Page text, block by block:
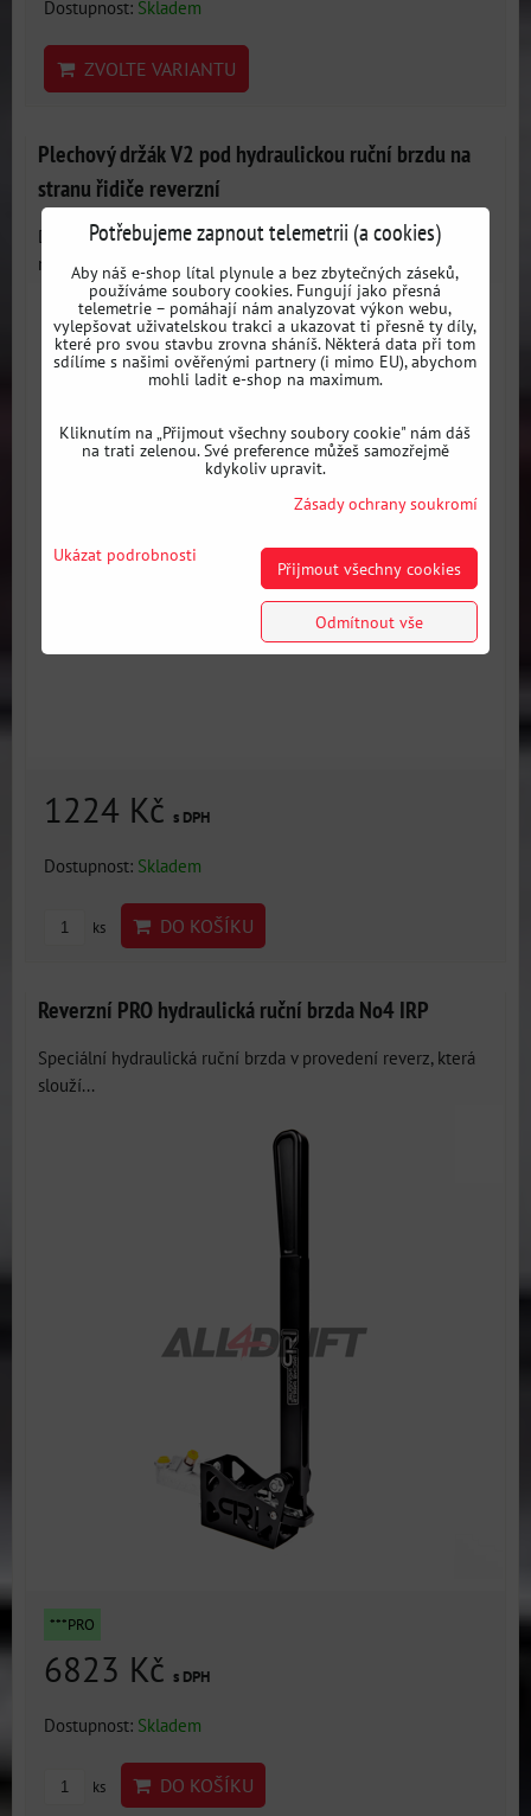
Dostupnost: Skladem
ZVOLTE VARIANTU
Plechový držák V2 pod hydraulickou ruční brzdu na
stranu řidiče reverzní
Držák pro jednoduché uchycení a nastavení správné polohy
reverzní...
1224 Kč s DPH
Dostupnost: Skladem
ks DO KOŠÍKU
Reverzní PRO hydraulická ruční brzda No4 IRP
Speciální hydraulická ruční brzda v provedení reverz, která
slouží...
***PRO
6823 Kč s DPH
Dostupnost: Skladem
ks DO KOŠÍKU
Potřebujeme zapnout telemetrii (a cookies)
Aby náš e-shop lítal plynule a bez zbytečných záseků,
používáme soubory cookies. Fungují jako přesná
telemetrie – pomáhají nám analyzovat výkon webu,
vylepšovat uživatelskou trakci a ukazovat ti přesně ty díly,
které pro svou stavbu zrovna sháníš. Některá data při tom
sdílíme s našimi ověřenými partnery (i mimo EU), abychom
mohli ladit e-shop na maximum.
Kliknutím na „Přijmout všechny soubory cookie" nám dáš
na trati zelenou. Své preference můžeš samozřejmě
kdykoliv upravit.
Zásady ochrany soukromí
Ukázat podrobnosti
Přijmout všechny cookies
Odmítnout vše